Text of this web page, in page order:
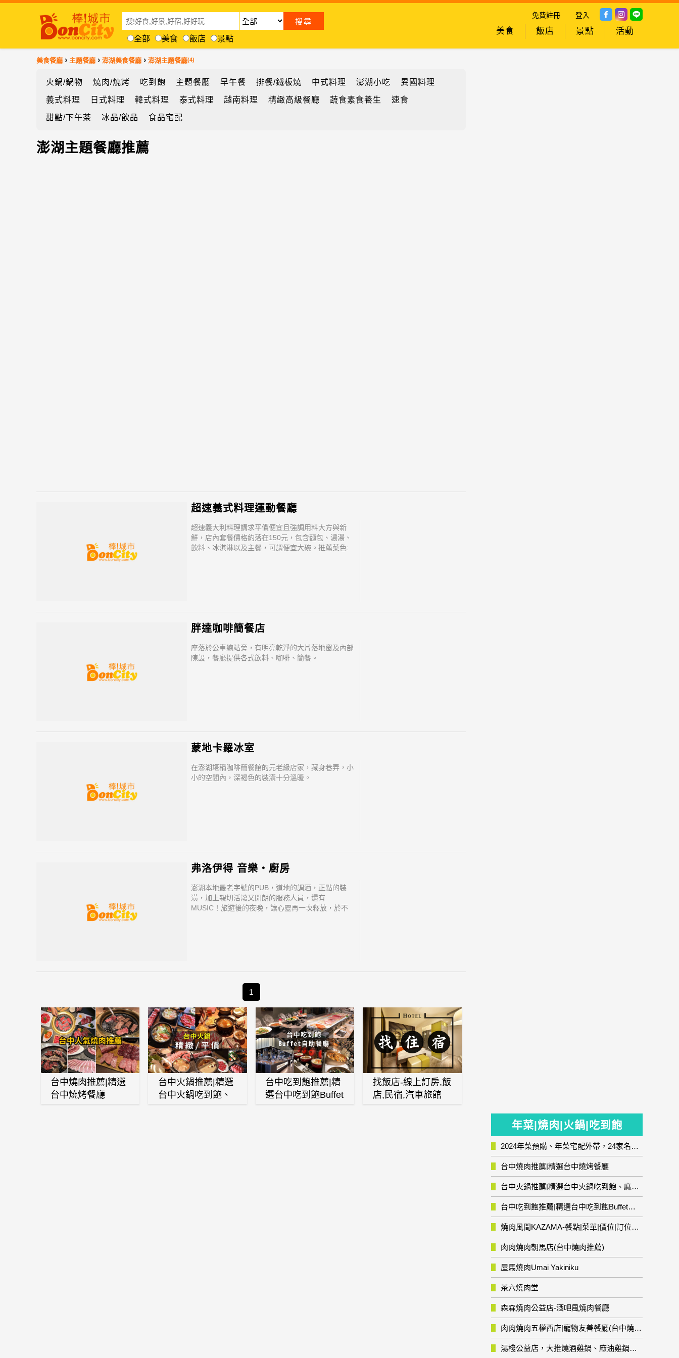
全部 美食 飯店 景點
免費註冊 登入
美食 飯店 景點 活動
美食餐廳 › 主題餐廳 › 澎湖美食餐廳 › 澎湖主題餐廳(4)
火鍋/鍋物 燒肉/燒烤 吃到飽 主題餐廳 早午餐 排餐/鐵板燒 中式料理 澎湖小吃 異國料理
義式料理 日式料理 韓式料理 泰式料理 越南料理 精緻高級餐廳 蔬食素食養生 速食
甜點/下午茶 冰品/飲品 食品宅配
澎湖主題餐廳推薦
超速義式料理運動餐廳
超速義大利料理講求平價便宜且強調用料大方與新
鮮，店內套餐價格約落在150元，包含麵包、濃湯、
飲料、冰淇淋以及主餐，可謂便宜大碗。推薦菜色:
胖達咖啡簡餐店
座落於公車總站旁，有明亮乾淨的大片落地窗及內部
陳設，餐廳提供各式飲料、咖啡、簡餐。
蒙地卡羅冰室
在澎湖堪稱咖啡簡餐館的元老級店家，藏身巷弄，小
小的空間內，深褐色的裝潢十分溫暖。
弗洛伊得 音樂‧廚房
澎湖本地最老字號的PUB，道地的調酒，正點的裝
潢，加上親切活潑又開朗的服務人員，還有
MUSIC！旅遊後的夜晚，讓心靈再一次釋放，於不
1
台中燒肉推薦|精選
台中燒烤餐廳
台中火鍋推薦|精選
台中火鍋吃到飽、
台中吃到飽推薦|精
選台中吃到飽Buffet
找飯店-線上訂房,飯
店,民宿,汽車旅館
年菜|燒肉|火鍋|吃到飽
2024年菜預購、年菜宅配外帶，24家名店年菜推薦整理，圍爐輕鬆上菜團圓趣
台中燒肉推薦|精選台中燒烤餐廳
台中火鍋推薦|精選台中火鍋吃到飽、麻辣鍋、鴛鴦鍋、石頭火鍋、酸菜白肉鍋、海鮮鍋、燒酒雞、麻油雞、壽喜燒等熱門人氣火鍋店!
台中吃到飽推薦|精選台中吃到飽Buffet自助餐廳
燒肉風間KAZAMA-餐點|菜單|價位|訂位資訊
肉肉燒肉朝馬店(台中燒肉推薦)
屋馬燒肉Umai Yakiniku
茶六燒肉堂
森森燒肉公益店-酒吧風燒肉餐廳
肉肉燒肉五權西店|寵物友善餐廳(台中燒肉推薦)
湯棧公益店，大推燒酒雞鍋、麻油雞鍋暖暖有夠補